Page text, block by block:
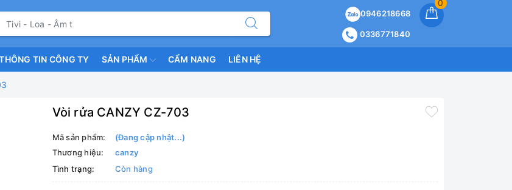
0
0946218668
0336771840
TIN CÔNG TY SẢN PHẨM CẨM NANG LIÊN HỆ
Vòi rửa CANZY CZ-703
Mã sản phẩm:
(Đang cập nhật...)
Thương hiệu:
canzy
Tình trạng:
Còn hàng